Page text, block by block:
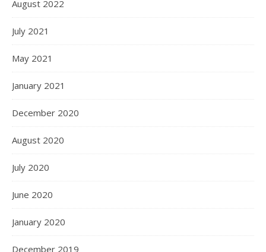
August 2022
July 2021
May 2021
January 2021
December 2020
August 2020
July 2020
June 2020
January 2020
December 2019